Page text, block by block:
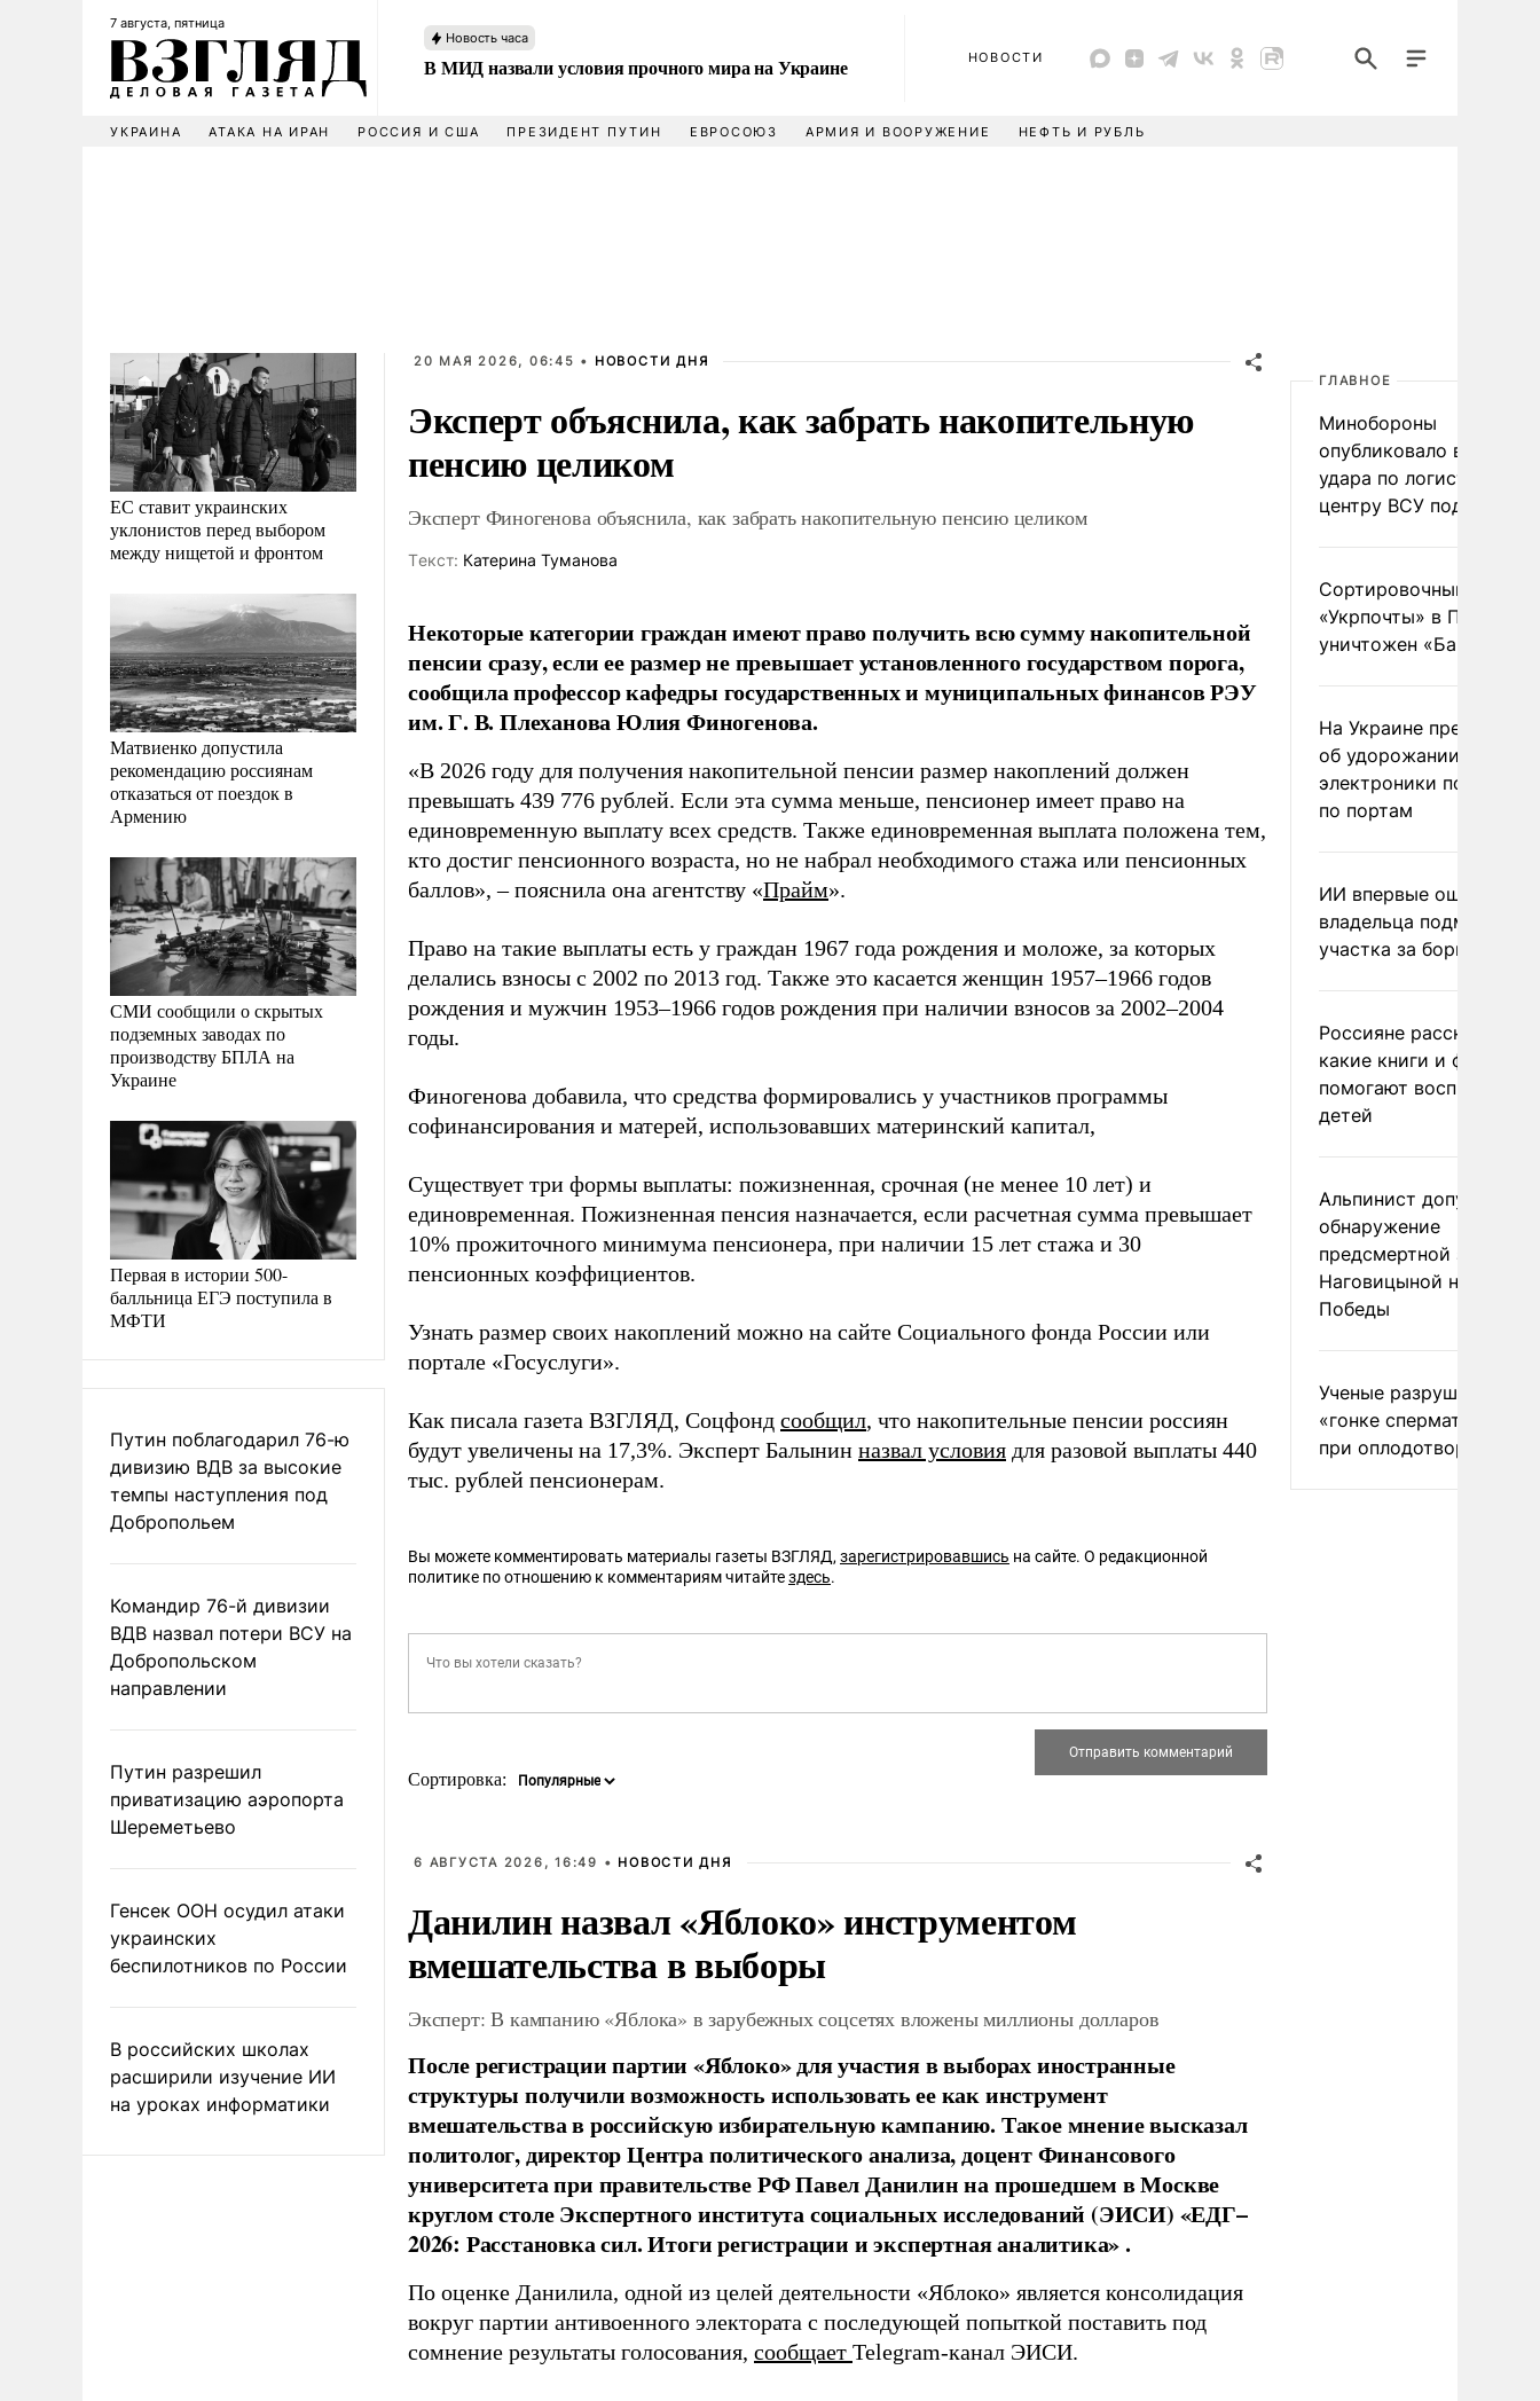
7 августа, пятница
Новость часа
В МИД назвали условия прочного мира на Украине НОВОСТИ
УКРАИНА АТАКА НА ИРАН РОССИЯ И США ПРЕЗИДЕНТ ПУТИН ЕВРОСОЮЗ АРМИЯ И ВООРУЖЕНИЕ НЕФТЬ И РУБЛЬ
ЕС ставит украинских
уклонистов перед выбором
между нищетой и фронтом
Матвиенко допустила
рекомендацию россиянам
отказаться от поездок в
Армению
СМИ сообщили о скрытых
подземных заводах по
производству БПЛА на
Украине
Первая в истории 500-
балльница ЕГЭ поступила в
МФТИ
Путин поблагодарил 76-ю
дивизию ВДВ за высокие
темпы наступления под
Добропольем
Командир 76-й дивизии
ВДВ назвал потери ВСУ на
Добропольском
направлении
Путин разрешил
приватизацию аэропорта
Шереметьево
Генсек ООН осудил атаки
украинских
беспилотников по России
В российских школах
расширили изучение ИИ
на уроках информатики
20 МАЯ 2026, 06:45 • НОВОСТИ ДНЯ
Эксперт объяснила, как забрать накопительную
пенсию целиком
Эксперт Финогенова объяснила, как забрать накопительную пенсию целиком
Tекст: Катерина Туманова
Некоторые категории граждан имеют право получить всю сумму накопительной
пенсии сразу, если ее размер не превышает установленного государством порога,
сообщила профессор кафедры государственных и муниципальных финансов РЭУ
им. Г. В. Плеханова Юлия Финогенова.
«В 2026 году для получения накопительной пенсии размер накоплений должен
превышать 439 776 рублей. Если эта сумма меньше, пенсионер имеет право на
единовременную выплату всех средств. Также единовременная выплата положена тем,
кто достиг пенсионного возраста, но не набрал необходимого стажа или пенсионных
баллов», – пояснила она агентству «Прайм».
Право на такие выплаты есть у граждан 1967 года рождения и моложе, за которых
делались взносы с 2002 по 2013 год. Также это касается женщин 1957–1966 годов
рождения и мужчин 1953–1966 годов рождения при наличии взносов за 2002–2004
годы.
Финогенова добавила, что средства формировались у участников программы
софинансирования и матерей, использовавших материнский капитал,
Существует три формы выплаты: пожизненная, срочная (не менее 10 лет) и
единовременная. Пожизненная пенсия назначается, если расчетная сумма превышает
10% прожиточного минимума пенсионера, при наличии 15 лет стажа и 30
пенсионных коэффициентов.
Узнать размер своих накоплений можно на сайте Социального фонда России или
портале «Госуслуги».
Как писала газета ВЗГЛЯД, Соцфонд сообщил, что накопительные пенсии россиян
будут увеличены на 17,3%. Эксперт Балынин назвал условия для разовой выплаты 440
тыс. рублей пенсионерам.
Вы можете комментировать материалы газеты ВЗГЛЯД, зарегистрировавшись на сайте. О редакционной
политике по отношению к комментариям читайтездесь.
Сортировка:
6 АВГУСТА 2026, 16:49 • НОВОСТИ ДНЯ
Данилин назвал «Яблоко» инструментом
вмешательства в выборы
Эксперт: В кампанию «Яблока» в зарубежных соцсетях вложены миллионы долларов
После регистрации партии «Яблоко» для участия в выборах иностранные
структуры получили возможность использовать ее как инструмент
вмешательства в российскую избирательную кампанию. Такое мнение высказал
политолог, директор Центра политического анализа, доцент Финансового
университета при правительстве РФ Павел Данилин на прошедшем в Москве
круглом столе Экспертного института социальных исследований (ЭИСИ) «ЕДГ–
2026: Расстановка сил. Итоги регистрации и экспертная аналитика» .
По оценке Данилила, одной из целей деятельности «Яблоко» является консолидация
вокруг партии антивоенного электората с последующей попыткой поставить под
сомнение результаты голосования, сообщает Telegram-канал ЭИСИ.
ГЛАВНОЕ
Минобороны
опубликовало видео
удара по
центру ВСУ под Киевом
Сортировочный пункт
«Укрпочты» в
уничтожен
На Украине
об удорожании
электроники после
по портам
ИИ впервые
владельца
участка за борщевик
Россияне рассказали,
какие книги и фильмы
помогают воспитывать
детей
Альпинист допустил
обнаружение
предсмертной записки
Наговицыной на пике
Победы
Ученые разрушили миф
«гонке
при оплодотворении